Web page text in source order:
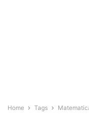
Home Tags